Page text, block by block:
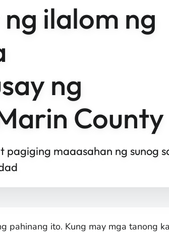
ilalom ng
ng
County
maaasahan ng sunog
pahinang ito. Kung may mga tanong